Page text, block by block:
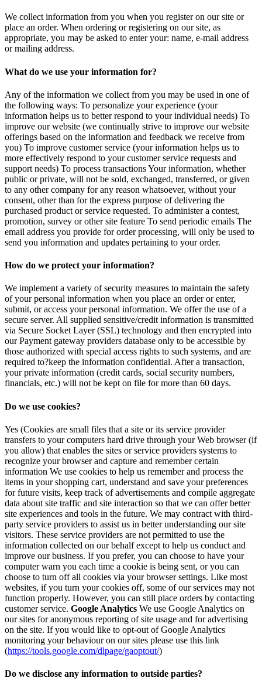
We collect information from you when you register on our site or
place an order. When ordering or registering on our site, as
appropriate, you may be asked to enter your: name, e-mail address
or mailing address.
What do we use your information for?
Any of the information we collect from you may be used in one of
the following ways: To personalize your experience (your
information helps us to better respond to your individual needs) To
improve our website (we continually strive to improve our website
offerings based on the information and feedback we receive from
you) To improve customer service (your information helps us to
more effectively respond to your customer service requests and
support needs) To process transactions Your information, whether
public or private, will not be sold, exchanged, transferred, or given
to any other company for any reason whatsoever, without your
consent, other than for the express purpose of delivering the
purchased product or service requested. To administer a contest,
promotion, survey or other site feature To send periodic emails The
email address you provide for order processing, will only be used to
send you information and updates pertaining to your order.
How do we protect your information?
We implement a variety of security measures to maintain the safety
of your personal information when you place an order or enter,
submit, or access your personal information. We offer the use of a
secure server. All supplied sensitive/credit information is transmitted
via Secure Socket Layer (SSL) technology and then encrypted into
our Payment gateway providers database only to be accessible by
those authorized with special access rights to such systems, and are
required to?keep the information confidential. After a transaction,
your private information (credit cards, social security numbers,
financials, etc.) will not be kept on file for more than 60 days.
Do we use cookies?
Yes (Cookies are small files that a site or its service provider
transfers to your computers hard drive through your Web browser (if
you allow) that enables the sites or service providers systems to
recognize your browser and capture and remember certain
information We use cookies to help us remember and process the
items in your shopping cart, understand and save your preferences
for future visits, keep track of advertisements and compile aggregate
data about site traffic and site interaction so that we can offer better
site experiences and tools in the future. We may contract with third-
party service providers to assist us in better understanding our site
visitors. These service providers are not permitted to use the
information collected on our behalf except to help us conduct and
improve our business. If you prefer, you can choose to have your
computer warn you each time a cookie is being sent, or you can
choose to turn off all cookies via your browser settings. Like most
websites, if you turn your cookies off, some of our services may not
function properly. However, you can still place orders by contacting
customer service. Google Analytics We use Google Analytics on
our sites for anonymous reporting of site usage and for advertising
on the site. If you would like to opt-out of Google Analytics
monitoring your behaviour on our sites please use this link
(https://tools.google.com/dlpage/gaoptout/)
Do we disclose any information to outside parties?